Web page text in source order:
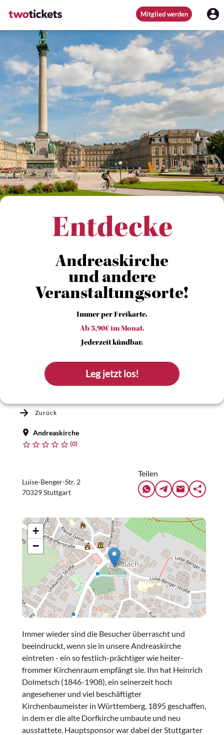
Mitglied werden
Entdecke
Andreaskirche
und andere
Veranstaltungsorte!
Immer per Freikarte.
Ab 5,90€ im Monat.
Jederzeit kündbar.
Leg jetzt los!
Zurück
Andreaskirche
(0)
Luise-Benger-Str. 2
70329 Stuttgart
Teilen
+
−
Immer wieder sind die Besucher überrascht und
beeindruckt, wenn sie in unsere Andreaskirche
eintreten - ein so festlich-prächtiger wie heiter-
frommer Kirchenraum empfängt sie. Ihn hat Heinrich
Dolmetsch (1846-1908), ein seinerzeit hoch
angesehener und viel beschäftigter
Kirchenbaumeister in Württemberg, 1895 geschaffen,
in dem er die alte Dorfkirche umbaute und neu
ausstattete. Hauptsponsor war dabei der Stuttgarter